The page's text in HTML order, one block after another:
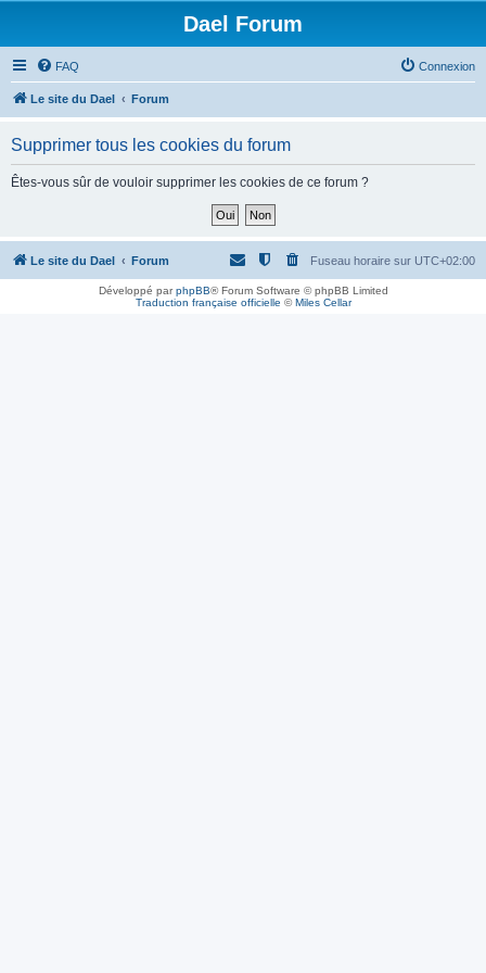
Dael Forum
FAQ Connexion
Le site du Dael Forum
Supprimer tous les cookies du forum
Êtes-vous sûr de vouloir supprimer les cookies de ce forum ?
Le site du Dael Forum Fuseau horaire sur UTC+02:00
Développé parphpBB® Forum Software © phpBB Limited
Traduction française officielle ©Miles Cellar